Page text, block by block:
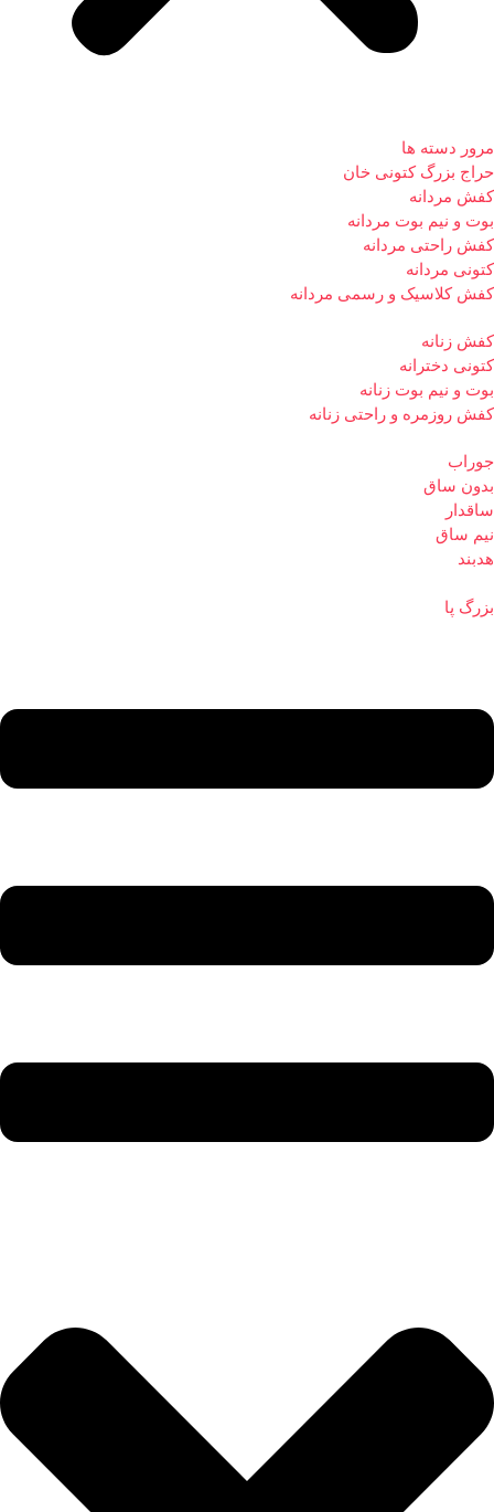
مرور دسته ها
حراج بزرگ کتونی خان
کفش مردانه
بوت و نیم بوت مردانه
کفش راحتی مردانه
کتونی مردانه
کفش کلاسیک و رسمی مردانه
کفش زنانه
کتونی دخترانه
بوت و نیم بوت زنانه
کفش روزمره و راحتی زنانه
جوراب
بدون ساق
ساقدار
نیم ساق
هدبند
بزرگ پا